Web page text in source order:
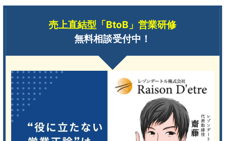
売上直結型「BtoB」営業研修
無料相談受付中！